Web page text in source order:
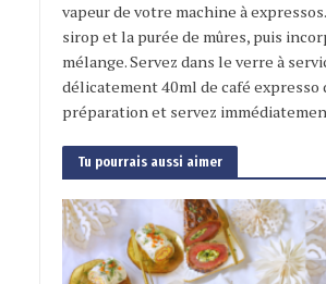
vapeur de votre machine à
sirop et la purée de mûres, puis
mélange. Servez dans le verre à
délicatement 40ml de café expresso
préparation et servez
Tu pourrais aussi aimer